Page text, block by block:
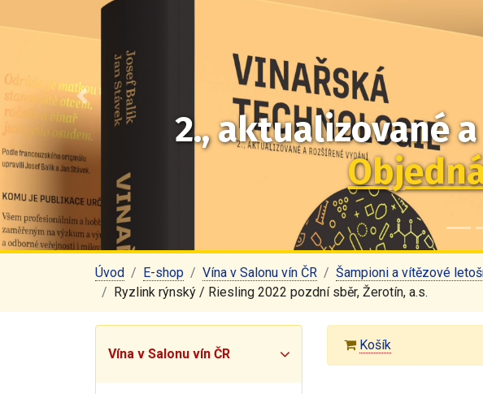
2., aktualizované
Předchozí
Úvod E-shop Vína v Salonu vín ČR
Šampioni a vítězové
Ryzlink rýnský / Riesling 2022 pozdní sběr, Žerotín, a.s.
Vína v Salonu vín ČR
Košík